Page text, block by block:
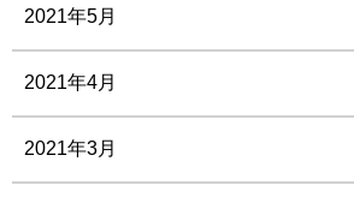
2021年5月
2021年4月
2021年3月